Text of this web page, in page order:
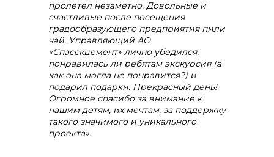
пролетел незаметно. Довольные и
счастливые после посещения
градообразующего предприятия пили
чай. Управляющий АО
«Спасскцемент» лично убедился,
понравилась ли ребятам экскурсия (а
как она могла не понравится?) и
подарил подарки. Прекрасный день!
Огромное спасибо за внимание к
нашим детям, их мечтам, за поддержку
такого значимого и уникального
проекта».